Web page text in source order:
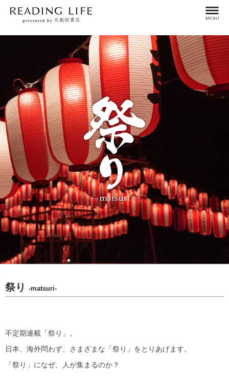
祭り -matsuri-
不定期連載「祭り」。
日本、海外問わず、さまざまな「祭り」をとりあげます。
「祭り」になぜ、人が集まるのか？